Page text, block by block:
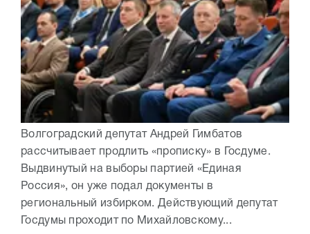
Волгоградский депутат Андрей Гимбатов
рассчитывает продлить «прописку» в Госдуме.
Выдвинутый на выборы партией «Единая
Россия», он уже подал документы в
региональный избирком. Действующий депутат
Госдумы проходит по Михайловскому...